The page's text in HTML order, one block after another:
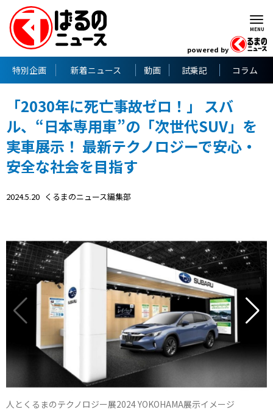
powered by
特別企画 新着ニュース 動画 試乗記 コラム
「2030年に死亡事故ゼロ！」 スバ
ル、“日本専用車”の「次世代SUV」を
実車展示！ 最新テクノロジーで安心・
安全な社会を目指す
2024.5.20 くるまのニュース編集部
人とくるまのテクノロジー展2024 YOKOHAMA展示イメージ